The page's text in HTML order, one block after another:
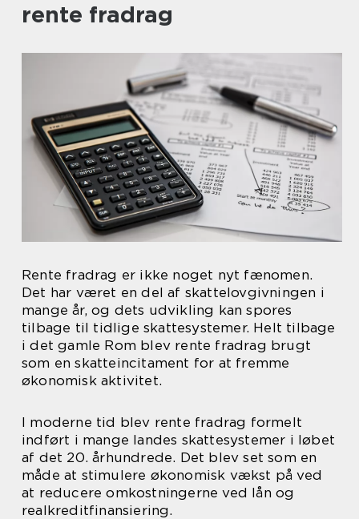
rente fradrag
Rente fradrag er ikke noget nyt fænomen.
Det har været en del af skattelovgivningen i
mange år, og dets udvikling kan spores
tilbage til tidlige skattesystemer. Helt tilbage
i det gamle Rom blev rente fradrag brugt
som en skatteincitament for at fremme
økonomisk aktivitet.
I moderne tid blev rente fradrag formelt
indført i mange landes skattesystemer i løbet
af det 20. århundrede. Det blev set som en
måde at stimulere økonomisk vækst på ved
at reducere omkostningerne ved lån og
realkreditfinansiering.